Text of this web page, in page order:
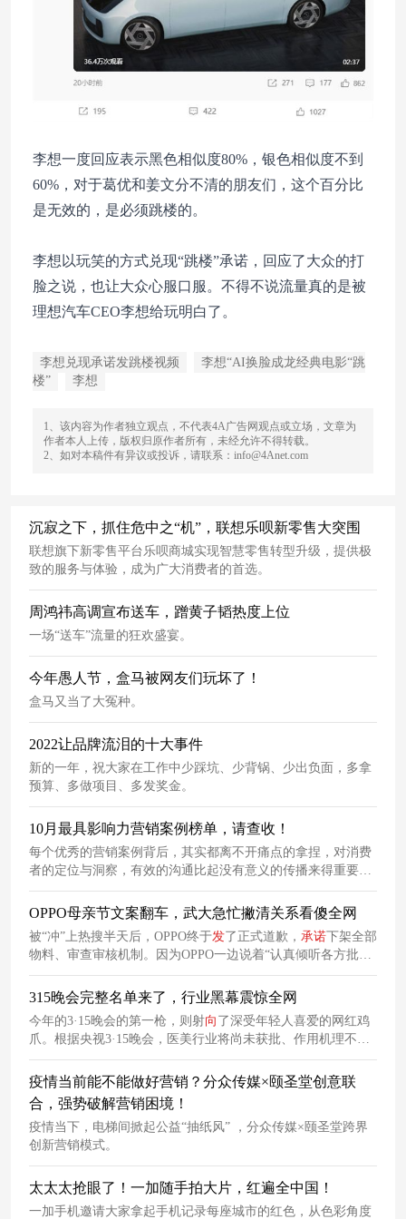
李想一度回应表示黑色相似度80%，银色相似度不到
60%，对于葛优和姜文分不清的朋友们，这个百分比
是无效的，是必须跳楼的。
李想以玩笑的方式兑现“跳楼”承诺，回应了大众的打
脸之说，也让大众心服口服。不得不说流量真的是被
理想汽车CEO李想给玩明白了。
李想兑现承诺发跳楼视频
李想“AI换脸成龙经典电影“跳
楼”
李想
1、该内容为作者独立观点，不代表4A广告网观点或立场，文章为
作者本人上传，版权归原作者所有，未经允许不得转载。
2、如对本稿件有异议或投诉，请联系：info@4Anet.com
沉寂之下，抓住危中之“机”，联想乐呗新零售大突围
联想旗下新零售平台乐呗商城实现智慧零售转型升级，提供极
致的服务与体验，成为广大消费者的首选。
周鸿祎高调宣布送车，蹭黄子韬热度上位
一场“送车”流量的狂欢盛宴。
今年愚人节，盒马被网友们玩坏了！
盒马又当了大冤种。
2022让品牌流泪的十大事件
新的一年，祝大家在工作中少踩坑、少背锅、少出负面，多拿
预算、多做项目、多发奖金。
10月最具影响力营销案例榜单，请查收！
每个优秀的营销案例背后，其实都离不开痛点的拿捏，对消费
者的定位与洞察，有效的沟通比起没有意义的传播来得重要。
下面就让我们来盘点一下10月份，品牌为了与消费者沟通都做
了什么。
OPPO母亲节文案翻车，武大急忙撇清关系看傻全网
被“冲”上热搜半天后，OPPO终于发了正式道歉， 承诺下架全部
物料、审查审核机制。因为OPPO一边说着“认真倾听各方批
评”，一边在评论区开启了精选功能，把负面声音全屏蔽了。有
网友扒出OPPO这次文案策划团队的负责人毕业于武汉大学文
学院，舆论从品牌翻车烧到了学校身上。
315晚会完整名单来了，行业黑幕震惊全网
今年的3·15晚会的第一枪，则射向 了深受年轻人喜爱的网红鸡
爪。根据央视3·15晚会，医美行业将尚未获批、作用机理不明
的“外泌体”包装成万能神药，声称“不仅能美容抗衰，还能治疗
癫痫、关节炎、糖尿病等多种疾病”，价格十分昂贵。
疫情当前能不能做好营销？分众传媒×颐圣堂创意联
合，强势破解营销困境！
疫情当下，电梯间掀起公益“抽纸风” ，分众传媒×颐圣堂跨界
创新营销模式。
太太太抢眼了！一加随手拍大片，红遍全中国！
一加手机邀请大家拿起手机记录每座城市的红色，从色彩角度